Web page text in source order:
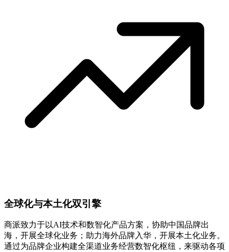
全球化与本土化双引擎
商派致力于以AI技术和数智化产品方案，协助中国品牌出
海，开展全球化业务；助力海外品牌入华，开展本土化业务。
通过为品牌企业构建全渠道业务经营数智化枢纽，来驱动各项